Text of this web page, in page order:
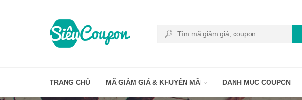
TRANG CHỦ MÃ GIẢM GIÁ & KHUYẾN MÃI DANH MỤC COUPON